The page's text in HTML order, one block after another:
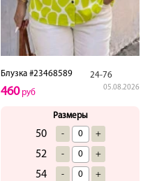
Блузка #23468589 24-76
05.08.2026
460руб
Размеры
50 - +
52 - +
54 - +